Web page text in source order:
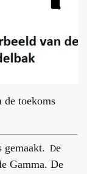
toekoms
gemaakt. De
Gamma. De